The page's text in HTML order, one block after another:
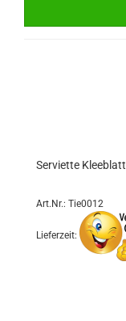
Serviette Kleeblatt
Art.Nr.: Tie0012
Lieferzeit: